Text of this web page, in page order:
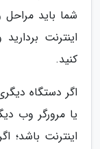
شما باید
اینترنت
کنید.
اگر دستگاه
یا مرورگر وب
اینترنت باشد؛